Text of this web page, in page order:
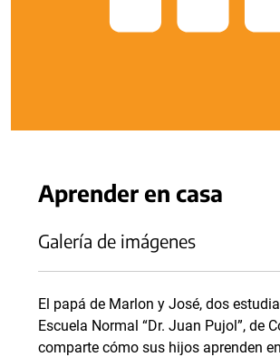
Aprender en casa
Galería de imágenes
El papá de Marlon y José, dos
Escuela Normal “Dr. Juan Pujol”, de
comparte cómo sus hijos aprenden